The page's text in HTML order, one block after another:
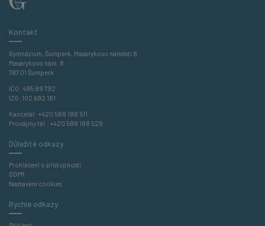
Kontakt
Gymnázium, Šumperk, Masarykovo náměstí 8
Masarykovo nám. 8
787 01 Šumperk
IČO: 495 89 792
IZO: 102 692 181
Kancelář: +420 588 188 511
Pronájmy těl.: +420 588 188 528
Důležité odkazy
Prohlášení o přístupnosti
GDPR
Nastavení cookies
Rychlé odkazy